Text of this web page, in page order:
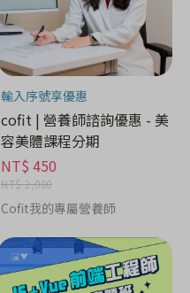
輸入序號享優惠
cofit | 營養師諮詢優惠 - 美
容美體課程分期
NT$ 450
NT$ 2,000
Cofit我的專屬營養師